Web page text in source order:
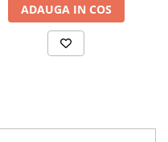
ADAUGA IN COS